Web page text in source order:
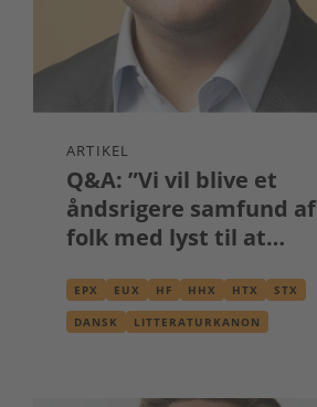
ARTIKEL
Q&A: ”Vi vil blive et
åndsrigere samfund af
folk med lyst til at
EPX EUX HF HHX HTX STX
DANSK LITTERATURKANON